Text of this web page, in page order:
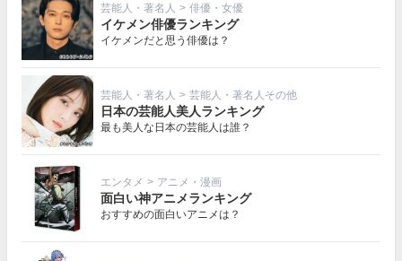
芸能人・著名人 > 俳優・女優
イケメン俳優ランキング
イケメンだと思う俳優は？
芸能人・著名人 > 芸能人・著名人その他
日本の芸能人美人ランキング
最も美人な日本の芸能人は誰？
エンタメ > アニメ・漫画
面白い神アニメランキング
おすすめの面白いアニメは？